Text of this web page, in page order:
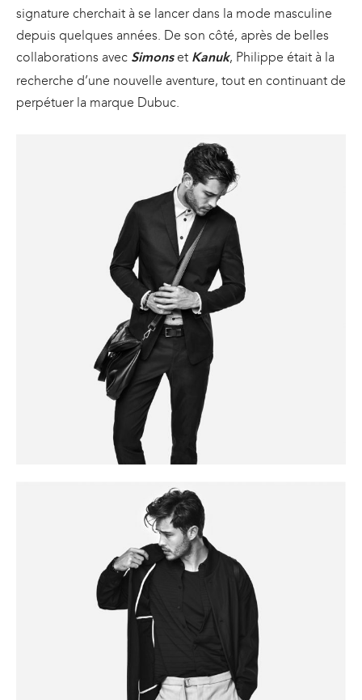
signature cherchait à se lancer dans la mode masculine
depuis quelques années. De son côté, après de belles
collaborations avec Simonset Kanuk, Philippe était à la
recherche d’une nouvelle aventure, tout en continuant de
perpétuer la marque Dubuc.